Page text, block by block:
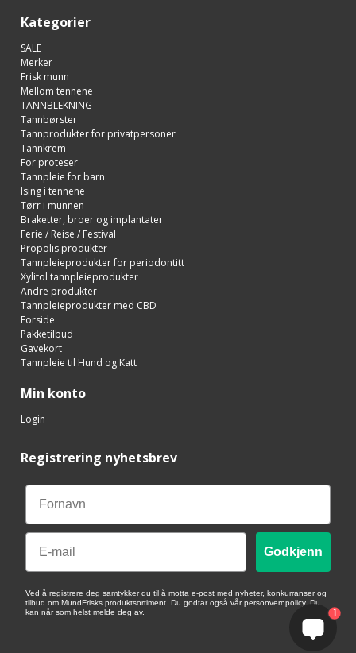
Kategorier
SALE
Merker
Frisk munn
Mellom tennene
TANNBLEKNING
Tannbørster
Tannprodukter for privatpersoner
Tannkrem
For proteser
Tannpleie for barn
Ising i tennene
Tørr i munnen
Braketter, broer og implantater
Ferie / Reise / Festival
Propolis produkter
Tannpleieprodukter for periodontitt
Xylitol tannpleieprodukter
Andre produkter
Tannpleieprodukter med CBD
Forside
Pakketilbud
Gavekort
Tannpleie til Hund og Katt
Min konto
Login
Registrering nyhetsbrev
Email
Godkjenn
Ved å registrere deg samtykker du til å motta e-post med nyheter, konkurranser og
tilbud om MundFrisks produktsortiment. Du godtar også vår personvernpolicy. Du
kan når som helst melde deg av.
1